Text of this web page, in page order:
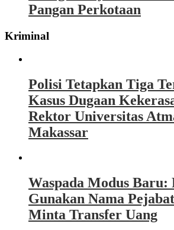
Pangan Perkotaan
Kriminal
Polisi Tetapkan Tiga
Kasus Dugaan
Rektor Universitas
Makassar
Waspada Modus Baru:
Gunakan Nama
Minta Transfer Uang